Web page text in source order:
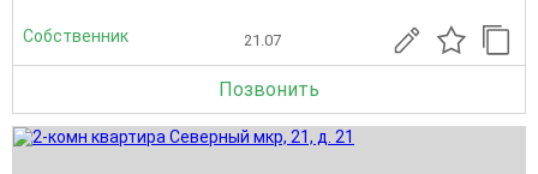
Собственник 21.07
Позвонить